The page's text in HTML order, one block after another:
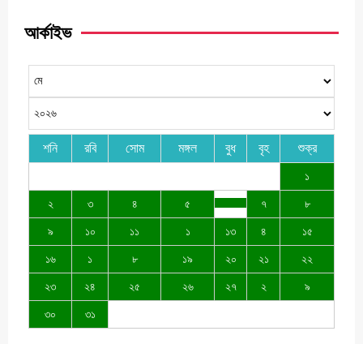
আর্কাইভ
শনি রবি সোম মঙ্গল বুধ বৃহ শুক্র
১
২ ৩ ৪ ৫ ৭ ৮
৯ ১০ ১১ ১ ১৩ ৪ ১৫
১৬ ১ ৮ ১৯ ২০ ২১ ২২
২৩ ২৪ ২৫ ২৬ ২৭ ২ ৯
৩০ ৩১